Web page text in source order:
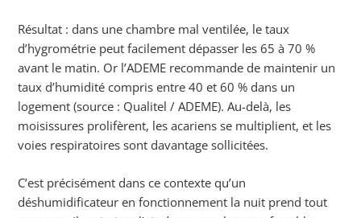
Résultat : dans une chambre mal ventilée, le taux
d’hygrométrie peut facilement dépasser les 65 à 70 %
avant le matin. Or l’ADEME recommande de maintenir un
taux d’humidité compris entre 40 et 60 % dans un
logement (source : Qualitel / ADEME). Au-delà, les
moisissures prolifèrent, les acariens se multiplient, et les
voies respiratoires sont davantage sollicitées.
C’est précisément dans ce contexte qu’un
déshumidificateur en fonctionnement la nuit prend tout